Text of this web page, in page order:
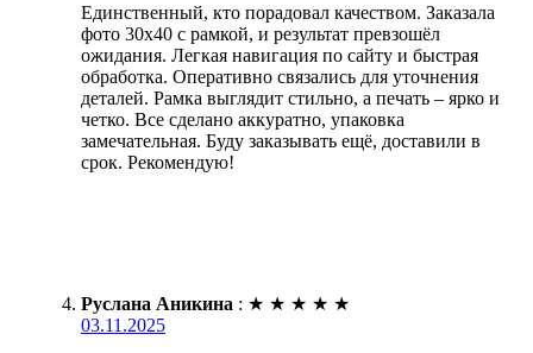
Единственный, кто порадовал качеством. Заказала
фото 30х40 с рамкой, и результат превзошёл
ожидания. Легкая навигация по сайту и быстрая
обработка. Оперативно связались для уточнения
деталей. Рамка выглядит стильно, а печать – ярко и
четко. Все сделано аккуратно, упаковка
замечательная. Буду заказывать ещё, доставили в
срок. Рекомендую!
Руслана Аникина : ★ ★ ★ ★ ★
03.11.2025